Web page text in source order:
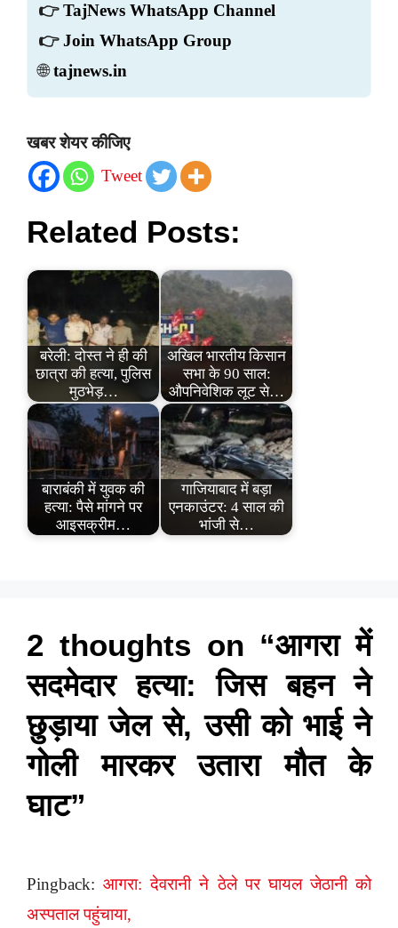
👉 TajNews WhatsApp Channel
👉 Join WhatsApp Group
🌐tajnews.in
खबर शेयर कीजिए
Tweet
Related Posts:
बरेली: दोस्त ने ही की
छात्रा की हत्या, पुलिस
मुठभेड़…
अखिल भारतीय किसान
सभा के 90 साल:
औपनिवेशिक लूट से…
बाराबंकी में युवक की
हत्या: पैसे मांगने पर
आइसक्रीम…
गाजियाबाद में बड़ा
एनकाउंटर: 4 साल की
भांजी से…
2 thoughts on “आगरा में
सदमेदार हत्या: जिस बहन ने
छुड़ाया जेल से, उसी को भाई ने
गोली मारकर उतारा मौत के
घाट”
Pingback:आगरा: देवरानी ने ठेले पर घायल जेठानी को
अस्पताल पहुंचाया,